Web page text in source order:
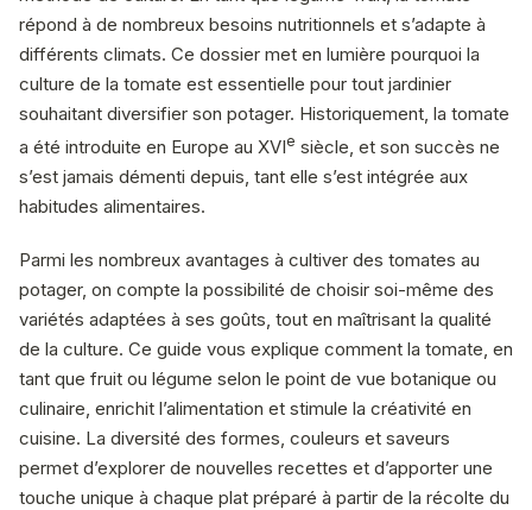
répond à de nombreux besoins nutritionnels et s’adapte à
différents climats. Ce dossier met en lumière pourquoi la
culture de la tomate est essentielle pour tout jardinier
souhaitant diversifier son potager. Historiquement, la tomate
a été introduite en Europe au XVIe siècle, et son succès ne
s’est jamais démenti depuis, tant elle s’est intégrée aux
habitudes alimentaires.
Parmi les nombreux avantages à cultiver des tomates au
potager, on compte la possibilité de choisir soi-même des
variétés adaptées à ses goûts, tout en maîtrisant la qualité
de la culture. Ce guide vous explique comment la tomate, en
tant que fruit ou légume selon le point de vue botanique ou
culinaire, enrichit l’alimentation et stimule la créativité en
cuisine. La diversité des formes, couleurs et saveurs
permet d’explorer de nouvelles recettes et d’apporter une
touche unique à chaque plat préparé à partir de la récolte du